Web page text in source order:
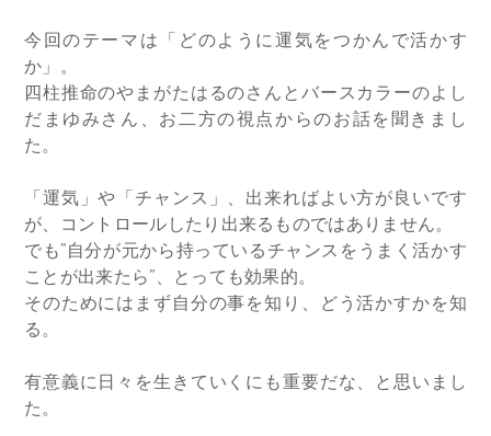
今回のテーマは「どのように運気をつかんで活かす
か」。
四柱推命のやまがたはるのさんとバースカラーのよし
だまゆみさん、お二方の視点からのお話を聞きまし
た。
「運気」や「チャンス」、出来ればよい方が良いです
が、コントロールしたり出来るものではありません。
でも”自分が元から持っているチャンスをうまく活かす
ことが出来たら”、とっても効果的。
そのためにはまず自分の事を知り、どう活かすかを知
る。
有意義に日々を生きていくにも重要だな、と思いまし
た。